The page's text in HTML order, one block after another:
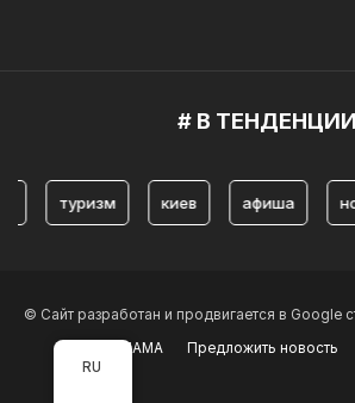
# В ТЕНДЕНЦИИ
туризм киев афиша новости
© Сайт разработан и продвигается в Google
РЕКЛАМА
Предложить новость
RU